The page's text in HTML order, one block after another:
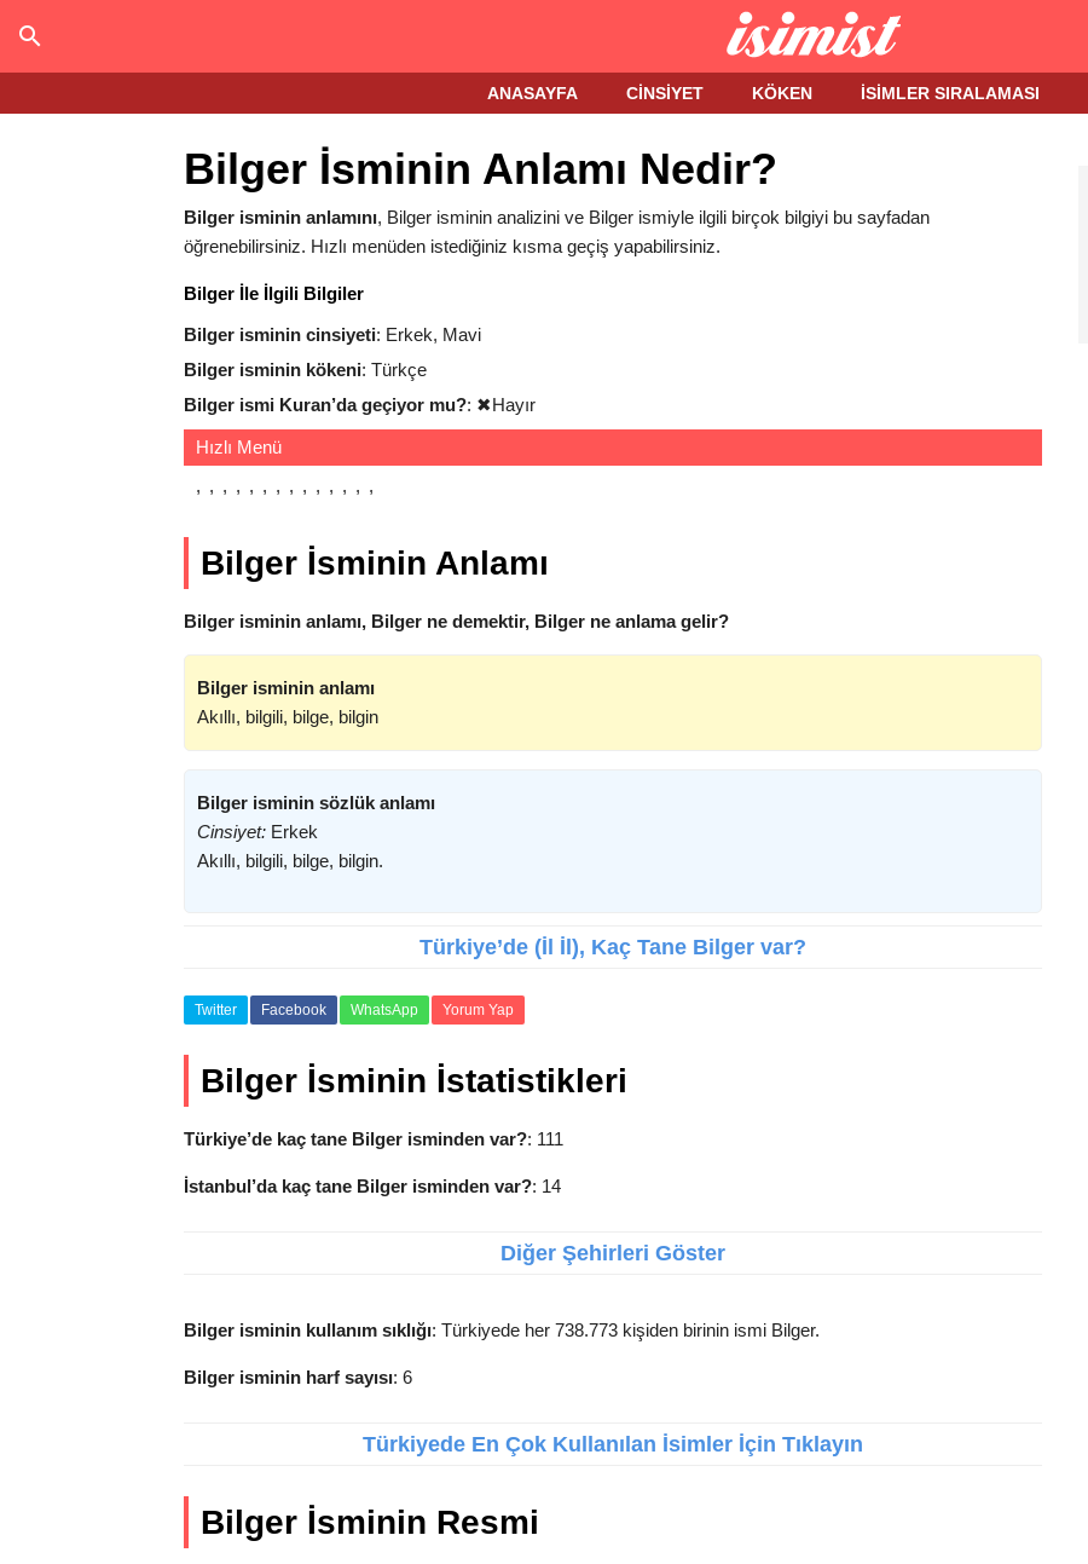
ANASAYFA CINSIYET KÖKEN İSIMLER SIRALAMASI
Bilger İsminin Anlamı Nedir?
Bilger isminin anlamını, Bilger isminin analizini ve Bilger ismiyle ilgili birçok bilgiyi bu sayfadan
öğrenebilirsiniz. Hızlı menüden istediğiniz kısma geçiş yapabilirsiniz.
Bilger İle İlgili Bilgiler
Bilger isminin cinsiyeti: Erkek, Mavi
Bilger isminin kökeni: Türkçe
Bilger ismi Kuran’da geçiyor mu?: ✖Hayır
Hızlı Menü
Bilger İsminin Anlamı
Bilger isminin anlamı, Bilger ne demektir, Bilger ne anlama gelir?
Bilger isminin anlamı
Akıllı, bilgili, bilge, bilgin
Bilger isminin sözlük anlamı
Cinsiyet: Erkek
Akıllı, bilgili, bilge, bilgin.
Türkiye’de (İl İl), Kaç Tane Bilger var?
Twitter Facebook WhatsApp Yorum Yap
Bilger İsminin İstatistikleri
Türkiye’de kaç tane Bilger isminden var?: 111
İstanbul’da kaç tane Bilger isminden var?: 14
Diğer Şehirleri Göster
Bilger isminin kullanım sıklığı: Türkiyede her 738.773 kişiden birinin ismi Bilger.
Bilger isminin harf sayısı: 6
Türkiyede En Çok Kullanılan İsimler İçin Tıklayın
Bilger İsminin Resmi